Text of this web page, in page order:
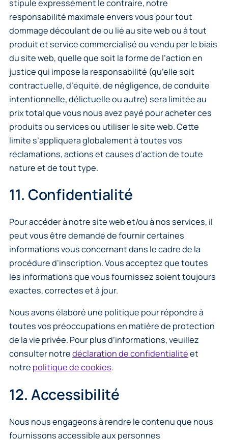
stipule expressément le contraire, notre
responsabilité maximale envers vous pour tout
dommage découlant de ou lié au site web ou à tout
produit et service commercialisé ou vendu par le biais
du site web, quelle que soit la forme de l’action en
justice qui impose la responsabilité (qu’elle soit
contractuelle, d’équité, de négligence, de conduite
intentionnelle, délictuelle ou autre) sera limitée au
prix total que vous nous avez payé pour acheter ces
produits ou services ou utiliser le site web. Cette
limite s’appliquera globalement à toutes vos
réclamations, actions et causes d’action de toute
nature et de tout type.
11. Confidentialité
Pour accéder à notre site web et/ou à nos services, il
peut vous être demandé de fournir certaines
informations vous concernant dans le cadre de la
procédure d’inscription. Vous acceptez que toutes
les informations que vous fournissez soient toujours
exactes, correctes et à jour.
Nous avons élaboré une politique pour répondre à
toutes vos préoccupations en matière de protection
de la vie privée. Pour plus d’informations, veuillez
consulter notredéclaration de confidentialitéet
notre politique de cookies.
12. Accessibilité
Nous nous engageons à rendre le contenu que nous
fournissons accessible aux personnes